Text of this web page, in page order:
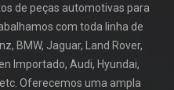
de peças automotivas para
com toda linha de
BMW, Jaguar, Land Rover,
Importado, Audi, Hyundai,
Oferecemos uma ampla